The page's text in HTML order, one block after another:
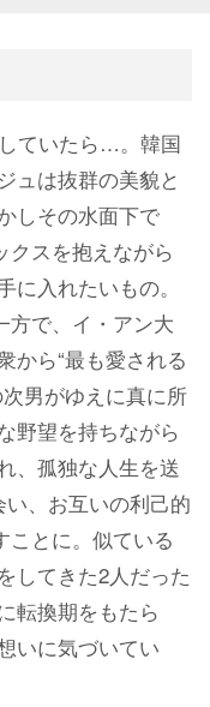
ていたら…。韓国
ュは抜群の美貌と
しその水面下で
クスを抱えながら
入れたいもの。
方で、イ・アン大
から“最も愛される
男がゆえに真に所
野望を持ちながら
、孤独な人生を送
、お互いの利己的
ことに。似ている
してきた2人だった
転換期をもたら
いに気づいてい